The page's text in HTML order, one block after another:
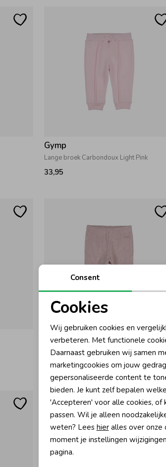
Gymp
Lange broek Carbondoux Light Pink
33,95
Gymp
Lange broek Roza Old Rose
33,95
Noodzakelijke cookies
Analytische cookies
Consent
Cookies
Wij gebruiken cookies en
verbeteren. Met functionele
Daarnaast gebruiken wij samen
marketingcookies om jouw
gepersonaliseerde content te
bieden. Je kunt zelf bepalen
'Accepteren' voor alle cookies, of
passen. Wil je alleen
weten? Lees hieralles over onze
moment je instellingen
pagina.